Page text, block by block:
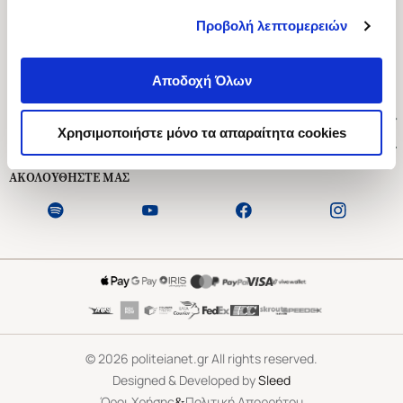
Προβολή λεπτομερειών
Αποδοχή Όλων
Χρησιμοποιήστε μόνο τα απαραίτητα cookies
Ασκληπιού 1-3, Αθήνα 106 79
Δευτέρα - Παρασκευή 09:00-21:00
Εξυπηρέτηση Πελατών
ΑΚΟΛΟΥΘΗΣΤΕ ΜΑΣ
©2026 politeianet.gr All rights reserved.
Designed & Developed bySleed